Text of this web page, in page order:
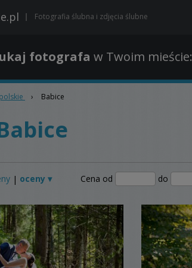
Fotografia ślubna i zdjęcia ślubne
fotografa w Twoim mieście:
› Babice
| oceny ▾ Cena od do